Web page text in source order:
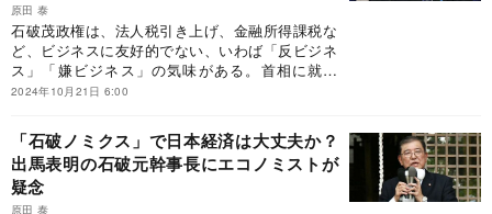
原田 泰
石破茂政権は、法人税引き上げ、金融所得課税な
ど、ビジネスに友好的でない、いわば「反ビジネ
ス」「嫌ビジネス」の気味がある。首相に就任
後、これらの主張を封印してしまったようだが、
か法人税に累進課税を導入せよという言論もあ
る。しかし、内部留保とは、現金として残ってい
るものではなく、すでに設備投資などに使ってい
るものである。企業の保有する現金などの金融資
産なら課税できるかもしれないが、このような余
2024年10月21日 6:00
「石破ノミクス」で日本経済は大丈夫か？
出馬表明の石破元幹事長にエコノミストが
疑念
原田 泰